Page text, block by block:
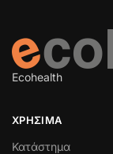
Ecohealth
ΧΡΉΣΙΜΑ
Κατάστημα